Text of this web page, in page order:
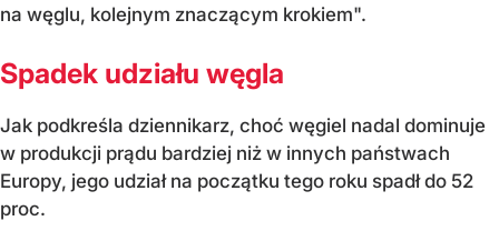
na węglu, kolejnym znaczącym krokiem".
Spadek udziału węgla
Jak podkreśla dziennikarz, choć węgiel nadal dominuje
w produkcji prądu bardziej niż w innych państwach
Europy, jego udział na początku tego roku spadł do 52
proc.